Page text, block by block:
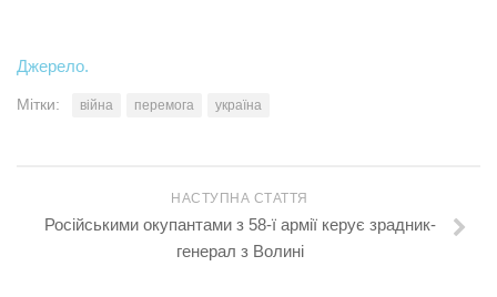
Джерело.
Мітки: війна перемога україна
НАСТУПНА СТАТТЯ
Російськими окупантами з 58-ї армії керує зрадник-
генерал з Волині